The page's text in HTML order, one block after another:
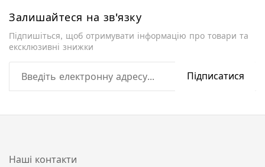
Залишайтеся на зв'язку
Підпишіться, щоб отримувати інформацію про товари та
ексклюзивні знижки
Підписатися
Наші контакти